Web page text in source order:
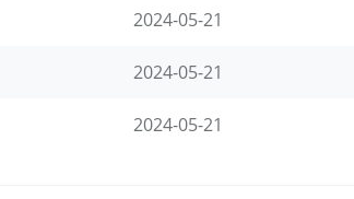
2024-05-21
2024-05-21
2024-05-21